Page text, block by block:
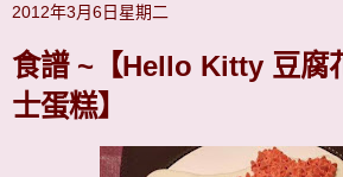
2012年3月6日星期二
食譜 ~【Hello Kitty 豆腐
士蛋糕】